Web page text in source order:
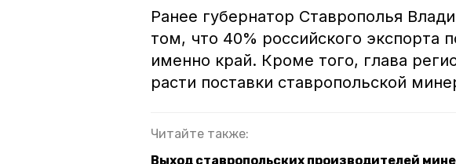
Ранее губернатор Ставрополья
том, что 40% российского экспорта
именно край. Кроме того, глава
расти поставки ставропольской
Читайте также:
Выход ставропольских производителей